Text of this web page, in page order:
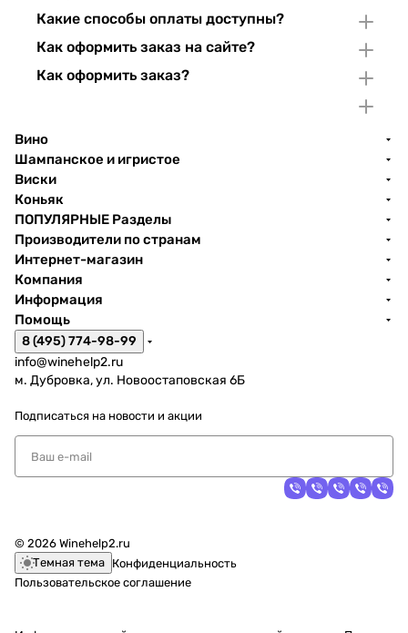
Какие способы оплаты доступны?
Как оформить заказ на сайте?
Как оформить заказ?
Вино
Шампанское и игристое
Виски
Коньяк
ПОПУЛЯРНЫЕ Разделы
Производители по странам
Интернет-магазин
Компания
Информация
Помощь
8 (495) 774-98-99
info@winehelp2.ru
м. Дубровка, ул. Новоостаповская 6Б
Подписаться на новости и акции
© 2026 Winehelp2.ru
Темная тема Конфиденциальность
Пользовательское соглашение